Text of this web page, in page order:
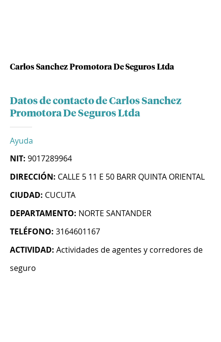
Carlos Sanchez Promotora De Seguros Ltda
Datos de contacto de Carlos Sanchez
Promotora De Seguros Ltda
Ayuda
NIT: 9017289964
DIRECCIÓN: CALLE 5 11 E 50 BARR QUINTA ORIENTAL
CIUDAD: CUCUTA
DEPARTAMENTO: NORTE SANTANDER
TELÉFONO: 3164601167
ACTIVIDAD: Actividades de agentes y corredores de
seguro